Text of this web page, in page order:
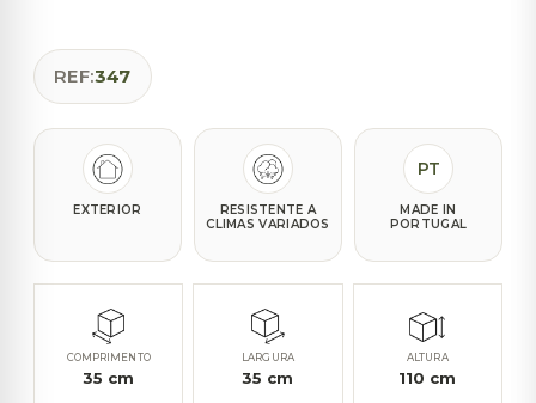
REF:347
EXTERIOR
RESISTENTE A
CLIMAS VARIADOS
PT
MADE IN
PORTUGAL
COMPRIMENTO
35 cm
LARGURA
35 cm
ALTURA
110 cm